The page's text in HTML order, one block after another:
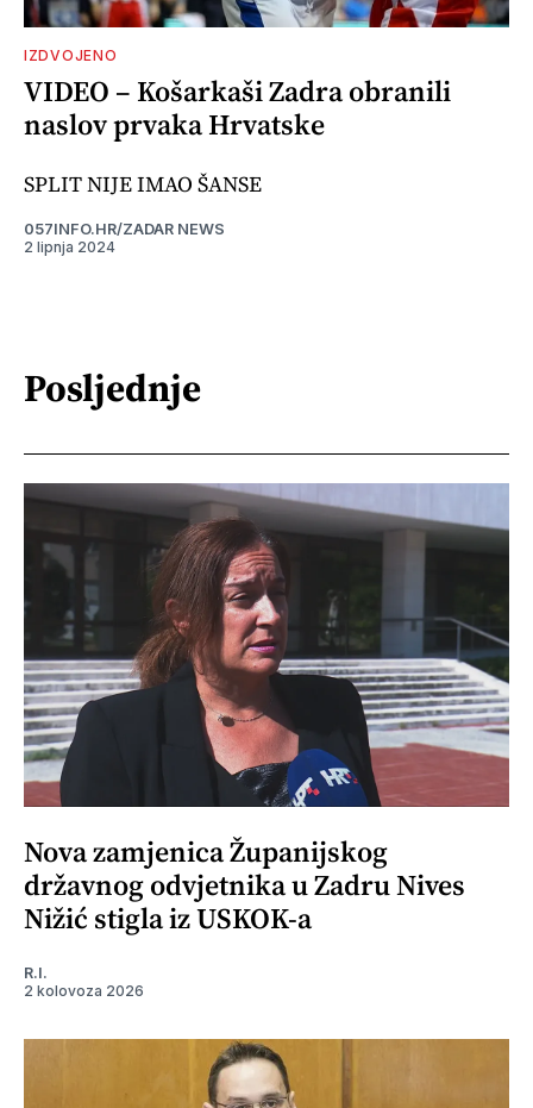
IZDVOJENO
VIDEO – Košarkaši Zadra obranili
naslov prvaka Hrvatske
SPLIT NIJE IMAO ŠANSE
057INFO.HR/ZADAR NEWS
2 lipnja 2024
Posljednje
Nova zamjenica Županijskog
državnog odvjetnika u Zadru Nives
Nižić stigla iz USKOK-a
R.I.
2 kolovoza 2026